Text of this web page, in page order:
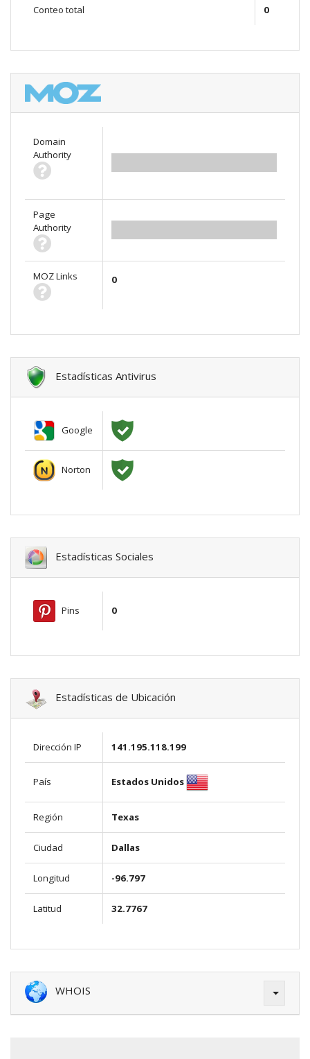
Conteo total 0
Domain
Authority
Page
Authority
MOZ Links 0
Estadísticas Antivirus
Google
Norton
Estadísticas Sociales
Pins 0
Estadísticas de Ubicación
Dirección IP 141.195.118.199
País Estados Unidos
Región Texas
Ciudad Dallas
Longitud -96.797
Latitud 32.7767
WHOIS